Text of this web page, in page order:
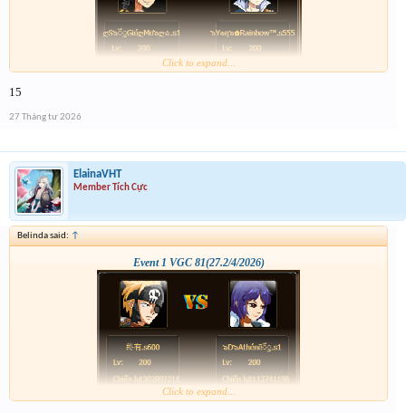
Click to expand...
15
27 Tháng tư 2026
ElainaVHT
Member Tích Cực
Belinda said: ↑
Event 1 VGC 81(27.2/4/2026)
Click to expand...